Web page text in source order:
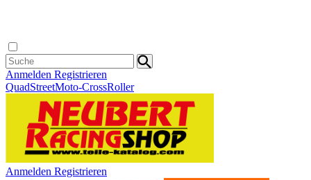
Anmelden Registrieren
QuadStreetMoto-CrossRoller
Anmelden Registrieren